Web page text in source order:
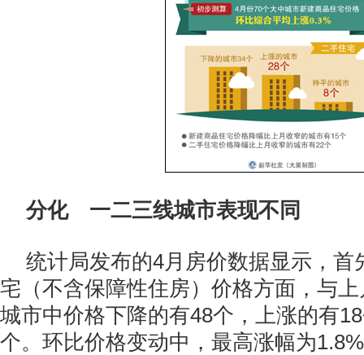
分化 一二三线城市表现不同
统计局发布的4月房价数据显示，首
宅（不含保障性住房）价格方面，与
城市中价格下降的有48个，上涨的有
个。环比价格变动中，最高涨幅为